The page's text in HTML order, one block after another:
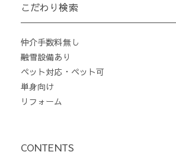
こだわり検索
仲介手数料無し
融雪設備あり
ペット対応・ペット可
単身向け
リフォーム
CONTENTS